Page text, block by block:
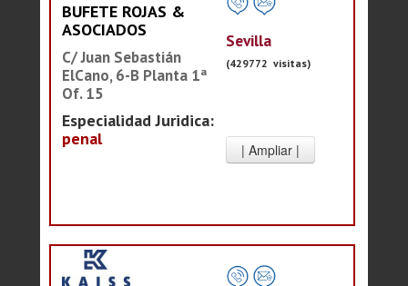
BUFETE ROJAS &
ASOCIADOS
C/ Juan Sebastián
ElCano, 6-B Planta 1ª
Of. 15
Especialidad Juridica:
penal
Sevilla
(429772 visitas)